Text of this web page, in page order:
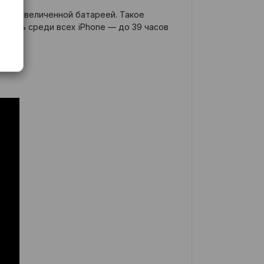
и увеличенной батареей. Такое
среди всех iPhone — до 39 часов